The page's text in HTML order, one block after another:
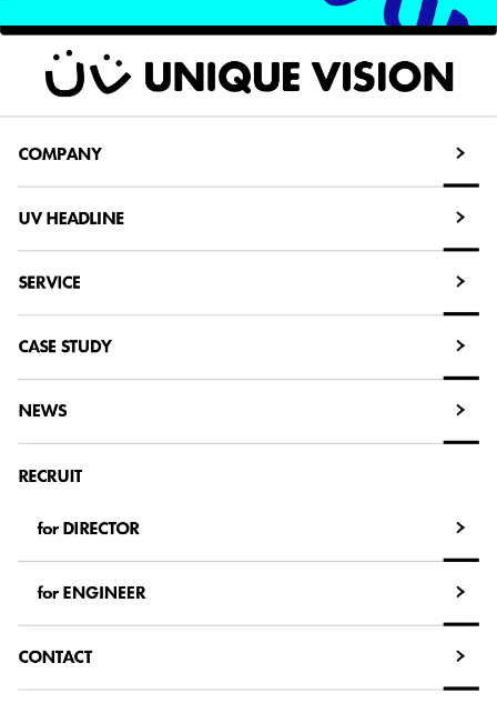
COMPANY
UV HEADLINE
SERVICE
CASE STUDY
NEWS
RECRUIT
for DIRECTOR
for ENGINEER
CONTACT